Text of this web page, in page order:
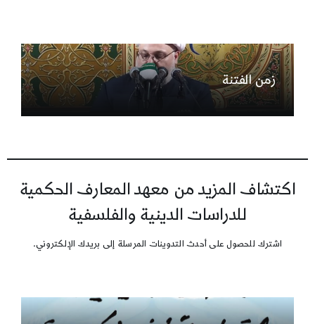
زمن الفتنة
اكتشاف المزيد من معهد المعارف الحكمية
للدراسات الدينية والفلسفية
اشترك للحصول على أحدث التدوينات المرسلة إلى بريدك الإلكتروني.